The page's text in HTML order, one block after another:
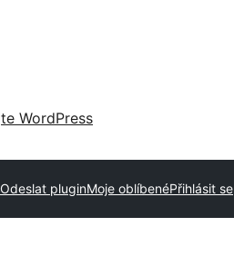
WordPress
Odeslat pluginMoje oblíbenéPřihlásit se